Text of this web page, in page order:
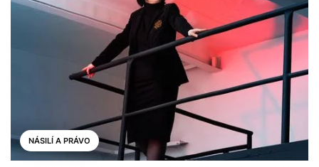
NÁSILÍ A PRÁVO